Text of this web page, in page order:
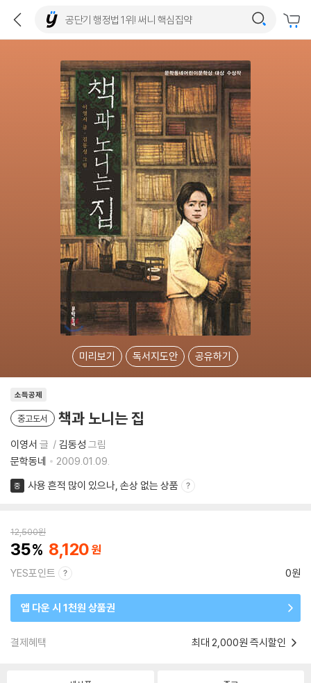
미리보기 독서지도안 공유하기
소득공제
중고도서 책과 노니는 집
이영서 글 김동성 그림
문학동네
2009.01.09.
중 사용 흔적 많이 있으나, 손상 없는 상품
12,500원
35 8,120
YES포인트 0원
앱 다운 시 1천원 상품권
결제혜택 최대 2,000원 즉시할인